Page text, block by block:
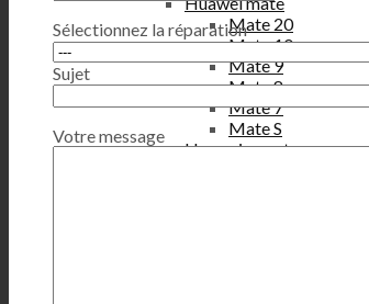
Mate 20
Mate 10
Mate 9
Mate 8
Mate 7
Mate S
Huawei smart
Sélectionnez la réparation
Sujet
Votre message